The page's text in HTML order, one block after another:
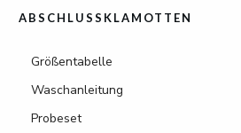
ABSCHLUSSKLAMOTTEN
Größentabelle
Waschanleitung
Probeset